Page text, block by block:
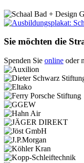
Sie möchten die
Spenden Sie online oder